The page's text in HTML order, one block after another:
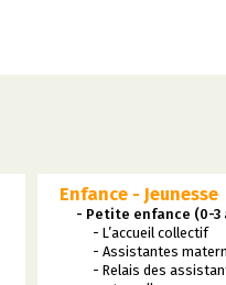
Enfance - Jeunesse
- Petite enfance (0-3
- L’accueil collectif
- Assistantes
- Relais des